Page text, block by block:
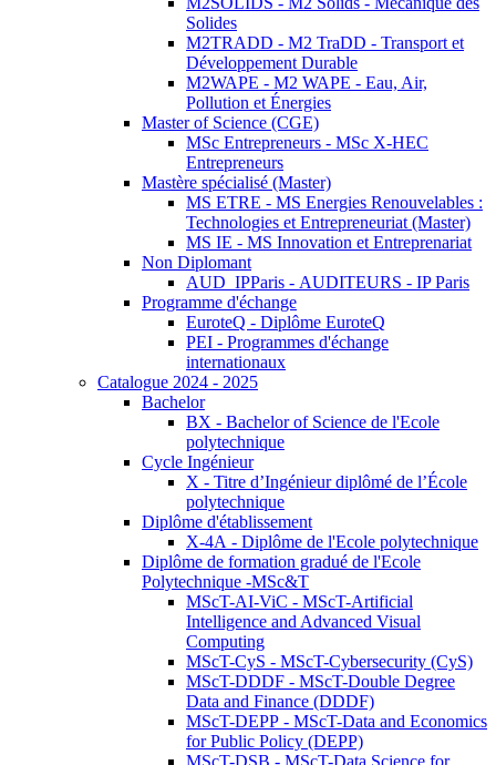
Solides
M2TRADD - M2 TraDD - Transport et
Développement Durable
M2WAPE - M2 WAPE - Eau, Air,
Pollution et Énergies
Master of Science (CGE)
MSc Entrepreneurs - MSc X-HEC
Entrepreneurs
Mastère spécialisé (Master)
MS ETRE - MS Energies Renouvelables :
Technologies et Entrepreneuriat (Master)
MS IE - MS Innovation et Entreprenariat
Non Diplomant
AUD_IPParis - AUDITEURS - IP Paris
Programme d'échange
EuroteQ - Diplôme EuroteQ
PEI - Programmes d'échange
internationaux
Catalogue 2024 - 2025
Bachelor
BX - Bachelor of Science de l'Ecole
polytechnique
Cycle Ingénieur
X - Titre d’Ingénieur diplômé de l’École
polytechnique
Diplôme d'établissement
X-4A - Diplôme de l'Ecole polytechnique
Diplôme de formation gradué de l'Ecole
Polytechnique -MSc&T
MScT-AI-ViC - MScT-Artificial
Intelligence and Advanced Visual
Computing
MScT-CyS - MScT-Cybersecurity (CyS)
MScT-DDDF - MScT-Double Degree
Data and Finance (DDDF)
MScT-DEPP - MScT-Data and Economics
for Public Policy (DEPP)
MScT-DSB - MScT-Data Science for